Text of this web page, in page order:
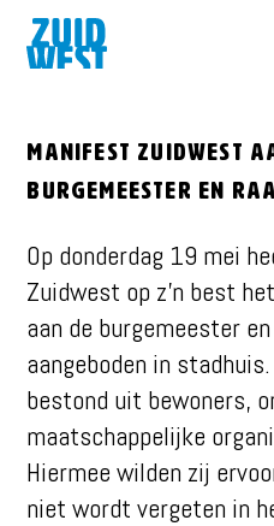
Manifest Zuidwest
burgemeester en
Op donderdag 19 mei
Zuidwest op z’n best
aan de burgemeester
aangeboden in
bestond uit bewoners,
maatschappelijke
Hiermee wilden zij
niet wordt vergeten in